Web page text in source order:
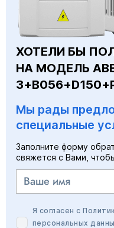
ХОТЕЛИ БЫ
НА МОДЕЛЬ
Мы рады
специальные
Заполните форму
свяжется с Вами,
Я согласен с
персональных